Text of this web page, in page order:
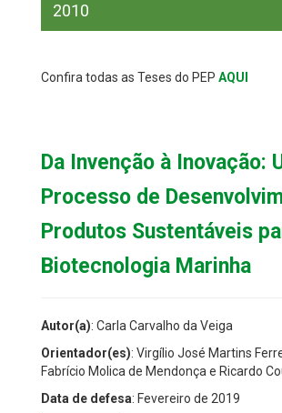
2010
Confira todas as Teses do PEP AQUI
Da Invenção à Inovação:
Processo de
Produtos Sustentáveis
Biotecnologia Marinha
Autor(a): Carla Carvalho da Veiga
Orientador(es): Virgílio José Martins
Fabrício Molica de Mendonça e Ricardo
Data de defesa: Fevereiro de 2019